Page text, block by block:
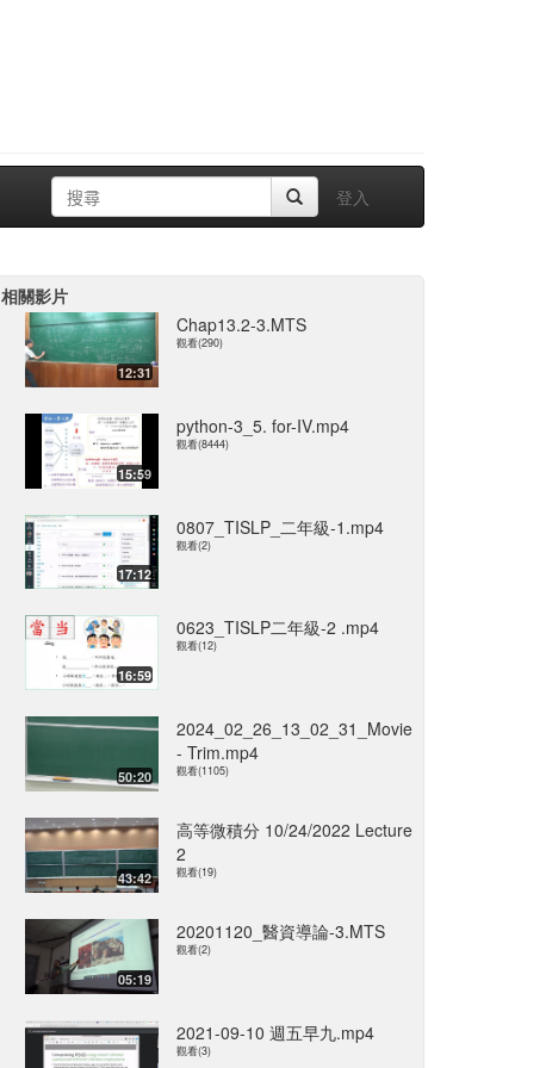
登入
相關影片
12:31
Chap13.2-3.MTS
觀看(290)
15:59
python-3_5. for-IV.mp4
觀看(8444)
17:12
0807_TISLP_二年級-1.mp4
觀看(2)
16:59
0623_TISLP二年級-2 .mp4
觀看(12)
50:20
2024_02_26_13_02_31_Movie
- Trim.mp4
觀看(1105)
43:42
高等微積分 10/24/2022 Lecture
2
觀看(19)
05:19
20201120_醫資導論-3.MTS
觀看(2)
2021-09-10 週五早九.mp4
觀看(3)